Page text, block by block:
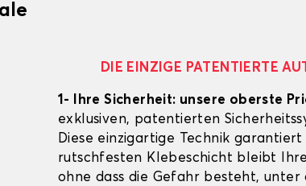
DIE EINZIGE PATENTIERTE
1- Ihre Sicherheit: unsere oberste
exklusiven, patentierten
Diese einzigartige Technik
rutschfesten Klebeschicht bleibt
ohne dass die Gefahr besteht, unter